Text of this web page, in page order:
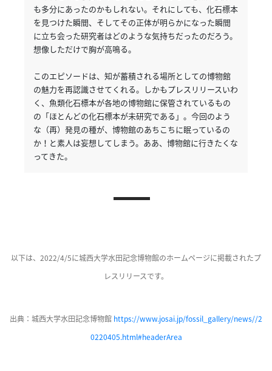
集
一
覧
へ
講
義
開
催/
ア
ー
一
も多分にあったのかもしれない。 それにしても、化石標本
を見つけた瞬間、そしてその正体が明らかになった瞬間
に立ち会った研究者はどのような気持ちだったのだろう。
想像しただけで胸が高鳴る。
このエピソードは、知が蓄積される場所としての博物館
の魅力を再認識させてくれる。 しかもプレスリリースいわ
く、魚類化石標本が各地の博物館に保管されているもの
の「ほとんどの化石標本が未研究である」。今回のよう
な（再）発見の種が、博物館のあちこちに眠っているの
か！と素人は妄想してしまう。 ああ、博物館に行きたくな
ってきた。
以下は、2022/4/5に城西大学水田記念博物館のホームページに掲載されたプ
レスリリースです。
出典：城西大学水田記念博物館 https://www.josai.jp/fossil_gallery/news//2
0220405.html#headerArea